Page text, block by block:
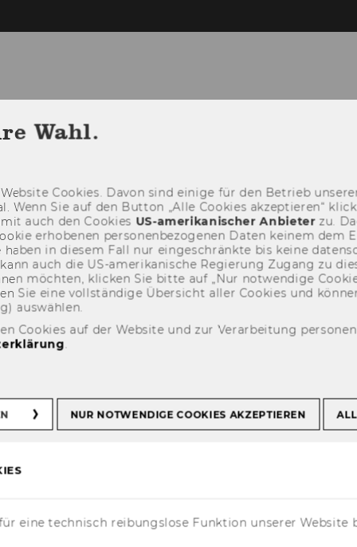
FORSCHUNG
Organizations – Uniting
Wahl.
Coo­kies. Davon sind ei­ni­ge für den Be­trieb
Wenn Sie auf den But­ton „Alle Coo­kies ak­zep­tie­ren“
auch den Coo­kies US-​amerikanischer An­bie­terzu.
er­ho­be­nen per­so­nen­be­zo­ge­nen Daten kei­nem dem
haben in die­sem Fall nur ein­ge­schränk­te bis keine
auch die US-​amerikanische Re­gie­rung Zu­gang zu
möch­ten, kli­cken Sie bitte auf „Nur not­wen­di­ge
Sie eine voll­stän­di­ge Über­sicht aller Coo­kies und
aus­wäh­len.
Cookies auf der Website und zur Verarbeitung
.
NUR NOTWENDIGE COOKIES AKZEPTIEREN
eine technisch reibungslose Funktion unserer Website